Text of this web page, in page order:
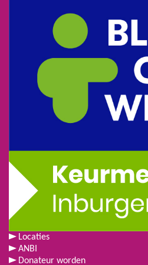
Locaties
ANBI
Donateur worden